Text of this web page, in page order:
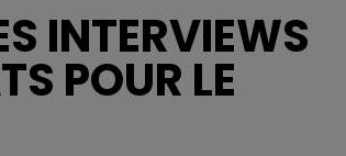
INTERVIEWS
POUR LE